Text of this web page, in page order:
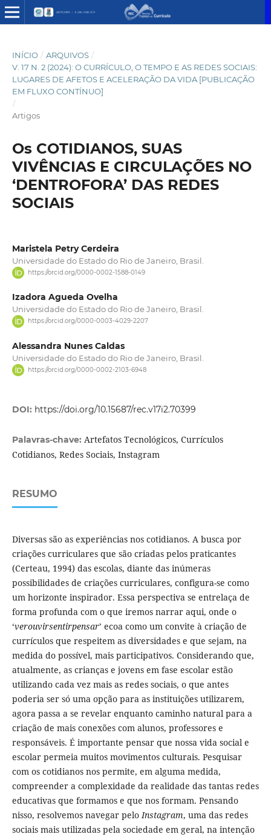
INÍCIO / ARQUIVOS /
V. 17 N. 2 (2024): O CURRÍCULO, O TEMPO E AS REDES SOCIAIS:
LUGARES DE AFETOS E ACELERAÇÃO DA VIDA [PUBLICAÇÃO
EM FLUXO CONTÍNUO]
/
Artigos
Os COTIDIANOS, SUAS
VIVÊNCIAS E CIRCULAÇÕES NO
‘DENTROFORA’ DAS REDES
SOCIAIS
Maristela Petry Cerdeira
Universidade do Estado do Rio de Janeiro, Brasil.
https://orcid.org/0000-0002-1588-0149
Izadora Agueda Ovelha
Universidade do Estado do Rio de Janeiro, Brasil.
https://orcid.org/0000-0003-4029-2207
Alessandra Nunes Caldas
Universidade do Estado do Rio de Janeiro, Brasil.
https://orcid.org/0000-0002-2103-6948
DOI: https://doi.org/10.15687/rec.v17i2.70399
Palavras-chave: Artefatos Tecnológicos, Currículos
Cotidianos, Redes Sociais, Instagram
RESUMO
Diversas são as experiências nos cotidianos. A busca por
criações curriculares que são criadas pelos praticantes
(Certeau, 1994) das escolas, diante das inúmeras
possibilidades de criações curriculares, configura-se como
um horizonte inspirador. Essa perspectiva se entrelaça de
forma profunda com o que iremos narrar aqui, onde o
‘verouvirsentirpensar’ ecoa como um convite à criação de
currículos que respeitem as diversidades e que sejam, na
medida do possível, mais participativos. Considerando que,
atualmente, as crianças e jovens em fase escolar estão
utilizando cada vez mais as redes sociais, o que antes
poderia ser só uma opção para as instituições utilizarem,
agora passa a se revelar enquanto caminho natural para a
criação de mais conexões com alunos, professores e
responsáveis. É importante pensar que nossa vida social e
escolar permeia muitos movimentos culturais. Pesquisar
com os cotidianos nos permite, em alguma medida,
compreender a complexidade da realidade das tantas redes
educativas que formamos e que nos formam. Pensando
nisso, resolvemos navegar peloInstagram, uma das redes
sociais mais utilizadas pela sociedade em geral, na intenção